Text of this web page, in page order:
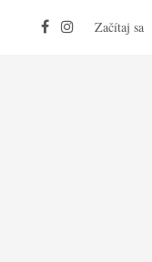
Začítaj sa